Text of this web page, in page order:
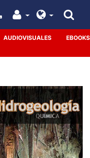
AUDIOVISUALES EBOOKS